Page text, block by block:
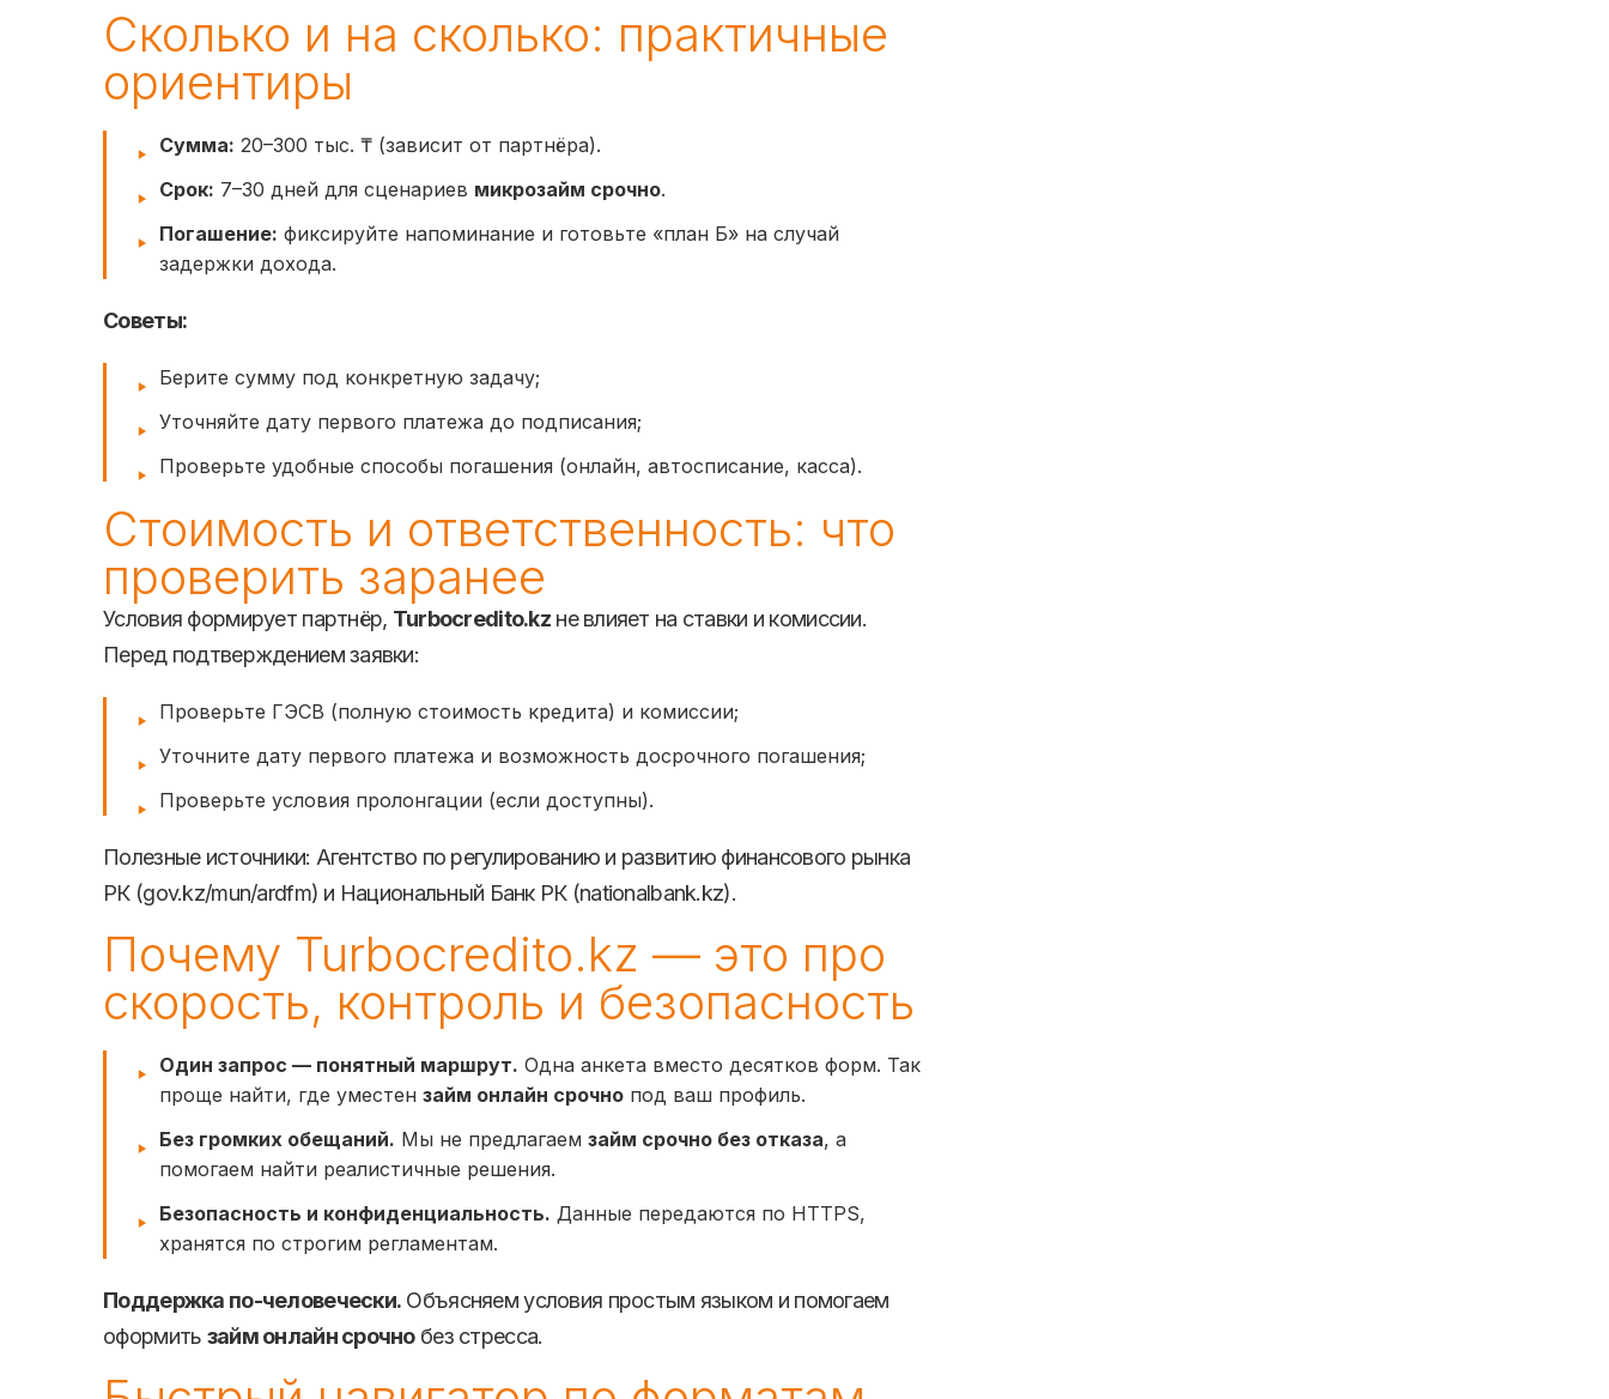
Сколько и на сколько: практичные
ориентиры
Сумма: 20–300 тыс. ₸ (зависит от партнёра).
Срок: 7–30 дней для сценариев микрозайм срочно.
Погашение: фиксируйте напоминание и готовьте «план Б» на случай
задержки дохода.
Советы:
Берите сумму под конкретную задачу;
Уточняйте дату первого платежа до подписания;
Проверьте удобные способы погашения (онлайн, автосписание, касса).
Стоимость и ответственность: что
проверить заранее
Условия формирует партнёр, Turbocredito.kzне влияет на ставки и комиссии.
Перед подтверждением заявки:
Проверьте ГЭСВ (полную стоимость кредита) и комиссии;
Уточните дату первого платежа и возможность досрочного погашения;
Проверьте условия пролонгации (если доступны).
Полезные источники: Агентство по регулированию и развитию финансового рынка
РК (gov.kz/mun/ardfm) и Национальный Банк РК (nationalbank.kz).
Почему Turbocredito.kz — это про
скорость, контроль и безопасность
Один запрос — понятный маршрут. Одна анкета вместо десятков форм. Так
проще найти, где уместензайм онлайн срочно под ваш профиль.
Без громких обещаний. Мы не предлагаемзайм срочно без отказа, а
помогаем найти реалистичные решения.
Безопасность и конфиденциальность. Данные передаются по HTTPS,
хранятся по строгим регламентам.
Поддержка по-человечески. Объясняем условия простым языком и помогаем
оформить займ онлайн срочнобез стресса.